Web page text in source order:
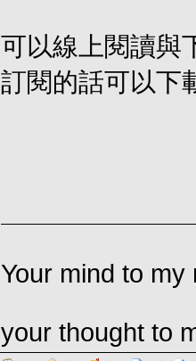
可以線上閱讀與
訂閱的話可以下
Your mind to my
your thought to